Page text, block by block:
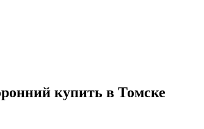
купить в Томске